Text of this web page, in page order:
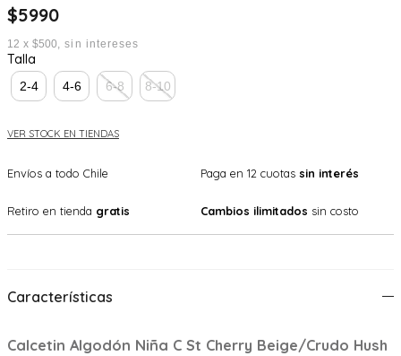
$5990
12 x $500 sin intereses
Talla
2-4 4-6 6-8 8-10
VER STOCK EN TIENDAS
Envíos a todo Chile Paga en 12 cuotas sin interés
Retiro en tienda gratis Cambios ilimitados sin costo
Características
Calcetin Algodón Niña C St Cherry Beige/Crudo Hush